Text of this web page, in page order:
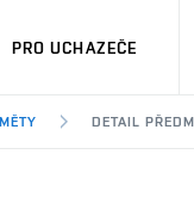
PRO UCHAZEČE
DETAIL